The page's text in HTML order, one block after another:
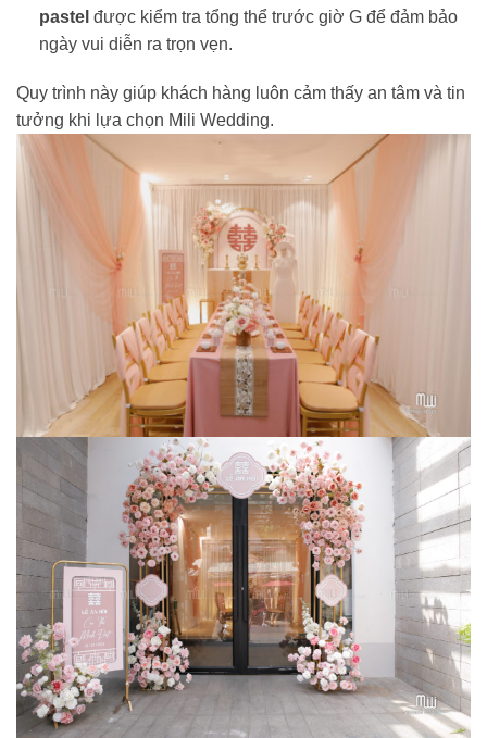
pastel được kiểm tra tổng thể trước giờ G để đảm bảo
ngày vui diễn ra trọn vẹn.
Quy trình này giúp khách hàng luôn cảm thấy an tâm và tin
tưởng khi lựa chọn Mili Wedding.